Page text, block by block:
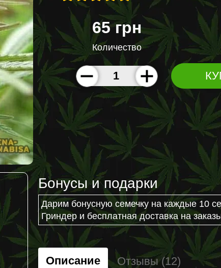
65 грн
Количество
Бонусы и подарки
Дарим бонусную семечку на каждые 10
Гриндер и бесплатная доставка на
Описание Отзывы (12)